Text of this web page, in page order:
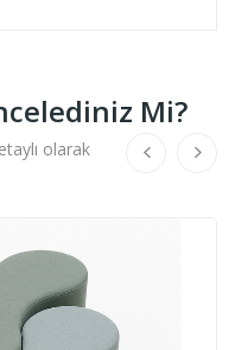
Mi?
olarak